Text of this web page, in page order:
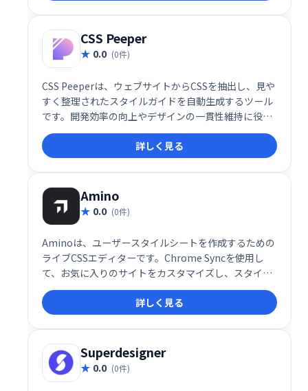
CSS Peeper
0.0 (0件)
CSS Peeperは、ウェブサイトからCSSを抽出し、見や
すく整理されたスタイルガイドを自動生成するツール
です。開発効率の向上やデザインの一貫性維持に役立
ちます。複雑なCSSコードを簡単に理解し、管理でき
るため、チーム開発にも最適です。
詳しく見る
Amino
0.0 (0件)
Aminoは、ユーザースタイルシートを作成するための
ライブCSSエディターです。Chrome Syncを使用し
て、お気に入りのサイトをカスタマイズし、スタイル
を保存して同期します。
詳しく見る
Superdesigner
0.0 (0件)